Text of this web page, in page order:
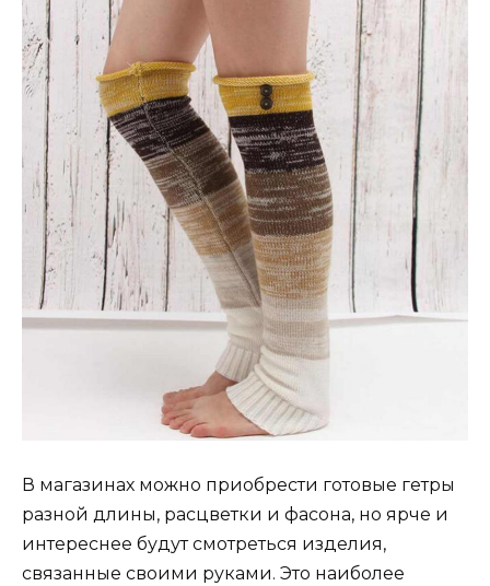
В магазинах можно приобрести готовые гетры
разной длины, расцветки и фасона, но ярче и
интереснее будут смотреться изделия,
связанные своими руками. Это наиболее